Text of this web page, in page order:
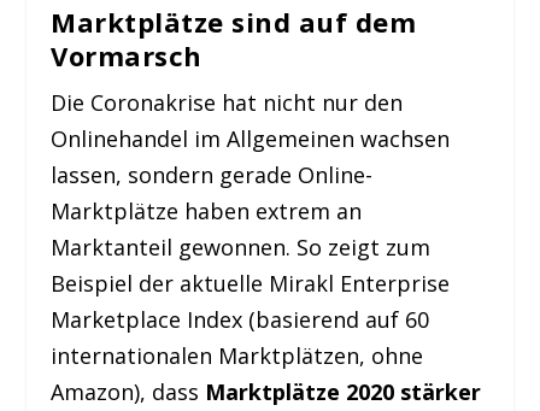
Marktplätze sind auf dem
Vormarsch
Die Coronakrise hat nicht nur den
Onlinehandel im Allgemeinen wachsen
lassen, sondern gerade Online-
Marktplätze haben extrem an
Marktanteil gewonnen. So zeigt zum
Beispiel der aktuelle Mirakl Enterprise
Marketplace Index (basierend auf 60
internationalen Marktplätzen, ohne
Amazon), dass Marktplätze 2020 stärker